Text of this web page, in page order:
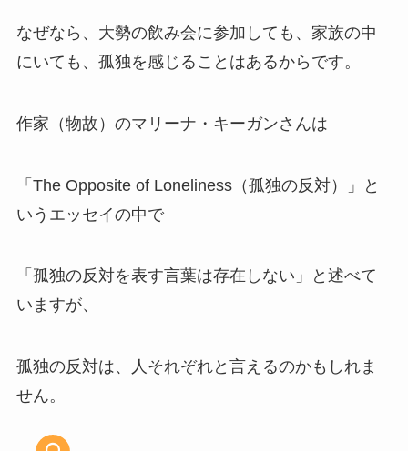
なぜなら、大勢の飲み会に参加しても、家族の中
にいても、孤独を感じることはあるからです。
作家（物故）のマリーナ・キーガンさんは
「The Opposite of Loneliness（孤独の反対）」と
いうエッセイの中で
「孤独の反対を表す言葉は存在しない」と述べて
いますが、
孤独の反対は、人それぞれと言えるのかもしれま
せん。